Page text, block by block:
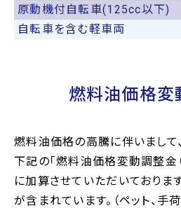
原動機付自転車(125cc以下)
自転車を含む軽車両
燃料油価格変
燃料油価格の高騰に伴いまして
下記の「燃料油価格変動調整金
に加算させていただいておりま
が含まれています。（ペット、手